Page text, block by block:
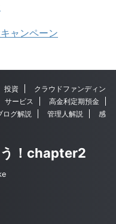
ャンペーン
投資
クラウドファンディン
サービス
高金利定期預金
ログ解説 管理人解説
感
う！chapter2